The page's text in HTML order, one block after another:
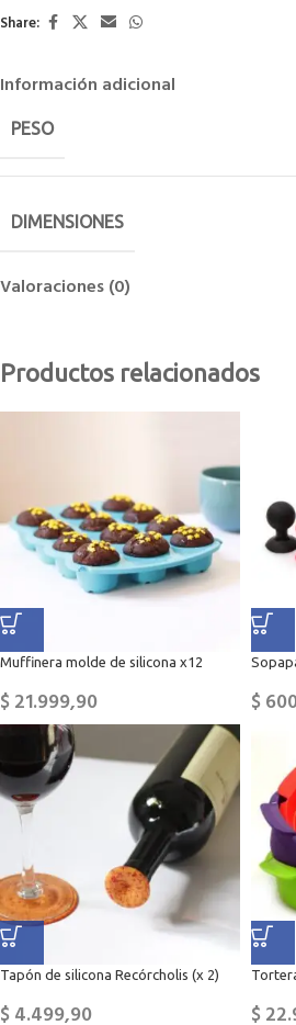
Share:
Información adicional
PESO
DIMENSIONES
Valoraciones (0)
Productos relacionados
Muffinera molde de silicona x12
$21.999,90 $
Tapón de silicona Recórcholis (x 2)
$4.499,90 $